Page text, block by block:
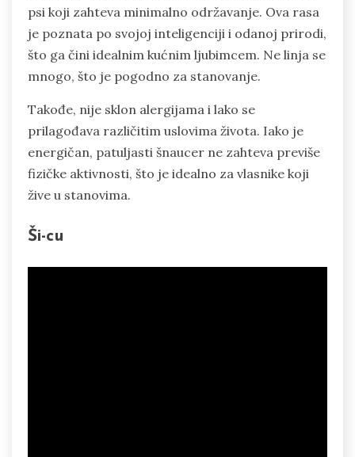
psi koji zahteva minimalno održavanje. Ova rasa
je poznata po svojoj inteligenciji i odanoj prirodi,
što ga čini idealnim kućnim ljubimcem. Ne linja se
mnogo, što je pogodno za stanovanje.
Takođe, nije sklon alergijama i lako se
prilagođava različitim uslovima života. Iako je
energičan, patuljasti šnaucer ne zahteva previše
fizičke aktivnosti, što je idealno za vlasnike koji
žive u stanovima.
Ši-cu